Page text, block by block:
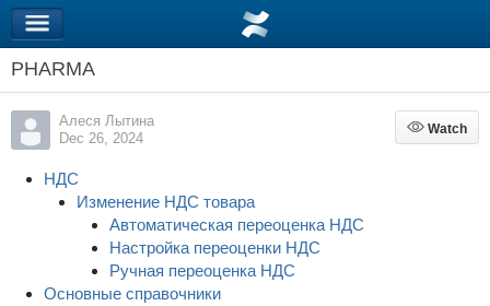
PHARMA
Алеся Лытина
Dec 26, 2024
Watch
Watch
НДС
Изменение НДС товара
Автоматическая переоценка НДС
Настройка переоценки НДС
Ручная переоценка НДС
Основные справочники